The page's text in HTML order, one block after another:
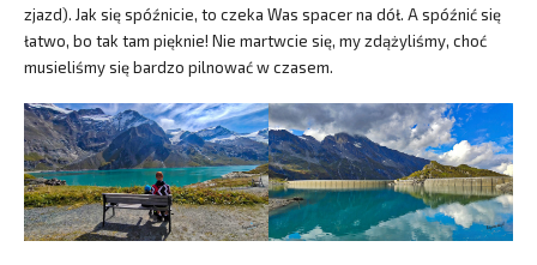
zjazd). Jak się spóźnicie, to czeka Was spacer na dół. A spóźnić się
łatwo, bo tak tam pięknie! Nie martwcie się, my zdążyliśmy, choć
musieliśmy się bardzo pilnować w czasem.